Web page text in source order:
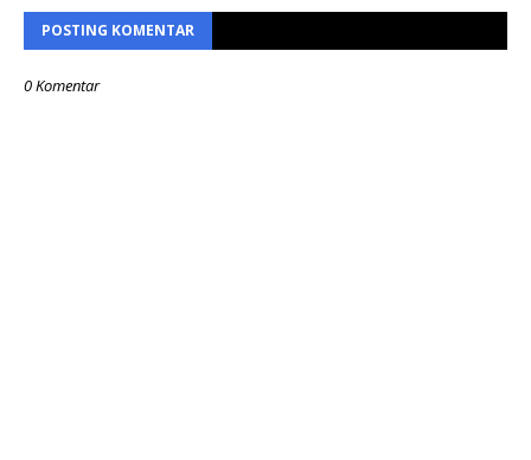
POSTING KOMENTAR
0 Komentar